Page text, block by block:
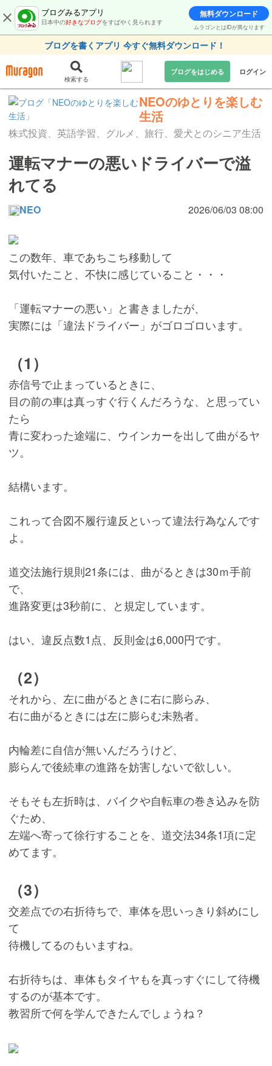
ブログみるアプリ
日本中の好きなブログをすばやく見られます
無料ダウンロード
ムラゴンとはIDが異なります
ブログを書くアプリ 今すぐ無料ダウンロード！
検索する
ブログをはじめる ログイン
NEOのゆとりを楽しむ
生活
株式投資、英語学習、グルメ、旅行、愛犬とのシニア生活
運転マナーの悪いドライバーで溢
れてる
NEO 2026/06/03 08:00
この数年、車であちこち移動して
気付いたこと、不快に感じていること・・・
「運転マナーの悪い」と書きましたが、
実際には「違法ドライバー」がゴロゴロいます。
（1）
赤信号で止まっているときに、
目の前の車は真っすぐ行くんだろうな、と思ってい
たら
青に変わった途端に、ウインカーを出して曲がるヤ
ツ。
結構います。
これって合図不履行違反といって違法行為なんです
よ。
道交法施行規則21条には、曲がるときは30ｍ手前
で、
進路変更は3秒前に、と規定しています。
はい、違反点数1点、反則金は6,000円です。
（2）
それから、左に曲がるときに右に膨らみ、
右に曲がるときには左に膨らむ未熟者。
内輪差に自信が無いんだろうけど、
膨らんで後続車の進路を妨害しないで欲しい。
そもそも左折時は、バイクや自転車の巻き込みを防
ぐため、
左端へ寄って徐行することを、道交法34条1項に定
めてます。
（3）
交差点での右折待ちで、車体を思いっきり斜めにし
て
待機してるのもいますね。
右折待ちは、車体もタイヤもを真っすぐにして待機
するのが基本です。
教習所で何を学んできたんでしょうね？